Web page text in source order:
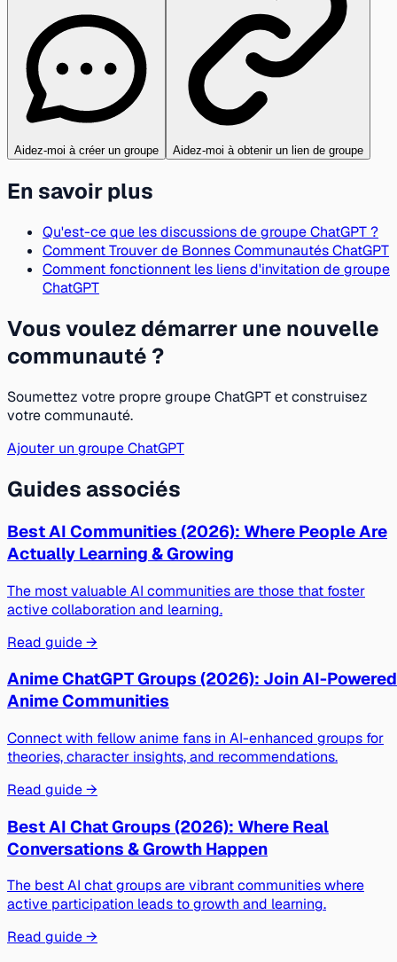
Aidez-moi à créer un groupe Aidez-moi à obtenir un lien de groupe
En savoir plus
Qu'est-ce que les discussions de groupe ChatGPT ?
Comment Trouver de Bonnes Communautés ChatGPT
Comment fonctionnent les liens d'invitation de groupe
ChatGPT
Vous voulez démarrer une nouvelle
communauté ?
Soumettez votre propre groupe ChatGPT et construisez
votre communauté.
Ajouter un groupe ChatGPT
Guides associés
Best AI Communities (2026): Where People Are
Actually Learning & Growing
The most valuable AI communities are those that foster
active collaboration and learning.
Read guide →
Anime ChatGPT Groups (2026): Join AI-Powered
Anime Communities
Connect with fellow anime fans in AI-enhanced groups for
theories, character insights, and recommendations.
Read guide →
Best AI Chat Groups (2026): Where Real
Conversations & Growth Happen
The best AI chat groups are vibrant communities where
active participation leads to growth and learning.
Read guide →